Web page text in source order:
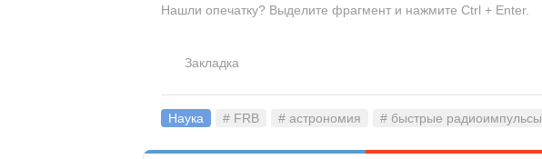
Нашли опечатку? Выделите фрагмент и нажмите Ctrl + Enter.
Закладка
Наука # FRB # астрономия # быстрые радиоимпульсы